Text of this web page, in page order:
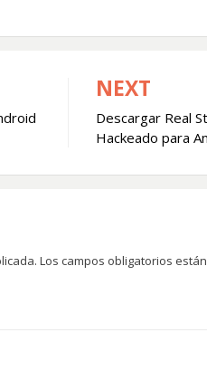
NEXT
Descargar Real
Hackeado para
Los campos obligatorios